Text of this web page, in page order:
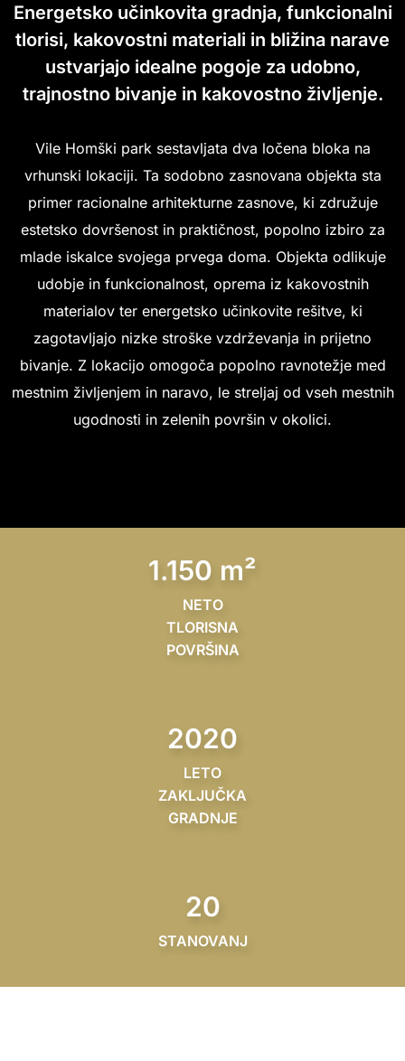
Energetsko učinkovita gradnja, funkcionalni
tlorisi, kakovostni materiali in bližina narave
ustvarjajo idealne pogoje za udobno,
trajnostno bivanje in kakovostno življenje.
Vile Homški park sestavljata dva ločena bloka na
vrhunski lokaciji. Ta sodobno zasnovana objekta sta
primer racionalne arhitekturne zasnove, ki združuje
estetsko dovršenost in praktičnost, popolno izbiro za
mlade iskalce svojega prvega doma. Objekta odlikuje
udobje in funkcionalnost, oprema iz kakovostnih
materialov ter energetsko učinkovite rešitve, ki
zagotavljajo nizke stroške vzdrževanja in prijetno
bivanje. Z lokacijo omogoča popolno ravnotežje med
mestnim življenjem in naravo, le streljaj od vseh mestnih
ugodnosti in zelenih površin v okolici.
1.150 m²
NETO
TLORISNA
POVRŠINA
2020
LETO
ZAKLJUČKA
GRADNJE
20
STANOVANJ